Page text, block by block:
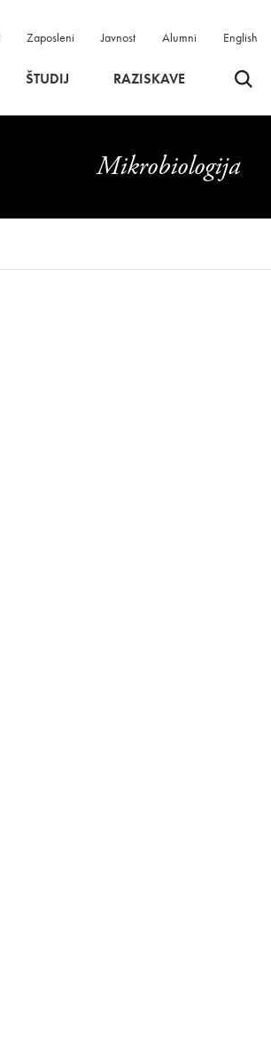
Zaposleni Javnost Alumni English
ŠTUDIJ RAZISKAVE Odpri
Mikrobiologija